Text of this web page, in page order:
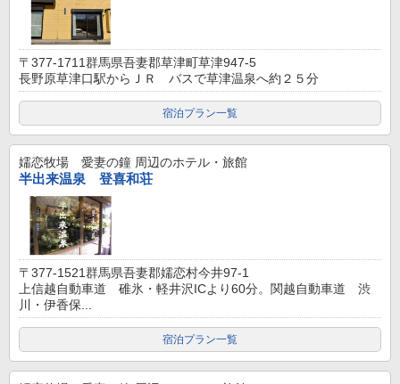
〒377-1711群馬県吾妻郡草津町草津947-5
長野原草津口駅からＪＲ バスで草津温泉へ約２５分
宿泊プラン一覧
嬬恋牧場 愛妻の鐘 周辺のホテル・旅館
半出来温泉 登喜和荘
〒377-1521群馬県吾妻郡嬬恋村今井97-1
上信越自動車道 碓氷・軽井沢ICより60分。関越自動車道 渋
川・伊香保...
宿泊プラン一覧